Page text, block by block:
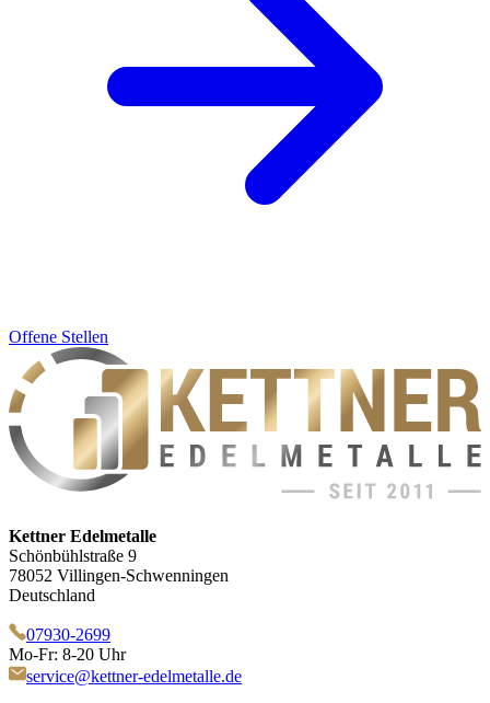
Offene Stellen
Kettner Edelmetalle
Schönbühlstraße 9
78052 Villingen-Schwenningen
Deutschland
07930-2699
Mo-Fr: 8-20 Uhr
service@kettner-edelmetalle.de